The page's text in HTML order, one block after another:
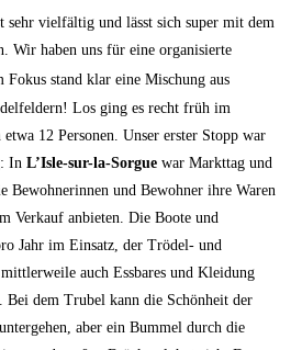
vielfältig und lässt sich super mit dem
Wir haben uns für eine organisierte
Fokus stand klar eine Mischung aus
Los ging es recht früh im
12 Personen. Unser erster Stopp war
In L’Isle-sur-la-Sorgue war Markttag und
Bewohnerinnen und Bewohner ihre Waren
Verkauf anbieten. Die Boote und
Jahr im Einsatz, der Trödel- und
auch Essbares und Kleidung
Bei dem Trubel kann die Schönheit der
aber ein Bummel durch die